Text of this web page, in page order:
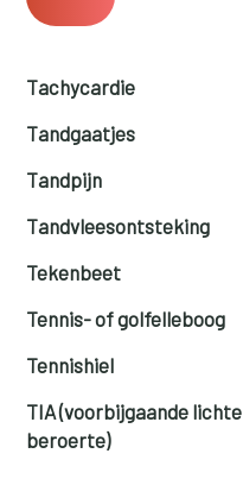
Tachycardie
Tandgaatjes
Tandpijn
Tandvleesontsteking
Tekenbeet
Tennis- of golfelleboog
Tennishiel
TIA (voorbijgaande lichte
beroerte)